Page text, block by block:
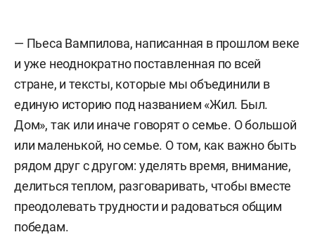
— Пьеса Вампилова, написанная в прошлом веке
и уже неоднократно поставленная по всей
стране, и тексты, которые мы объединили в
единую историю под названием «Жил. Был.
Дом», так или иначе говорят о семье. О большой
или маленькой, но семье. О том, как важно быть
рядом друг с другом: уделять время, внимание,
делиться теплом, разговаривать, чтобы вместе
преодолевать трудности и радоваться общим
победам.